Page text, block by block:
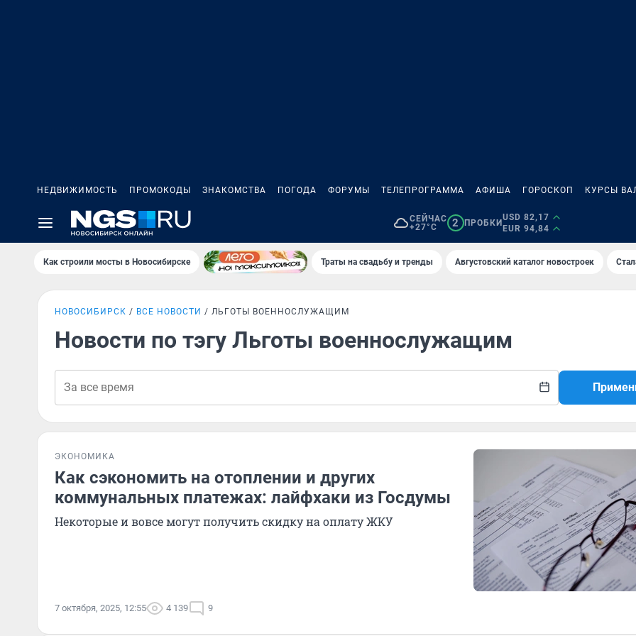
НЕДВИЖИМОСТЬ ПРОМОКОДЫ ЗНАКОМСТВА ПОГОДА ФОРУМЫ ТЕЛЕПРОГРАММА АФИША ГОРОСКОП КУРСЫ
СЕЙЧАС
+27°C
2 ПРОБКИ
USD 82,17
EUR 94,84
Как строили мосты в Новосибирске Траты на свадьбу и тренды Августовский каталог новостроек
НОВОСИБИРСК ВСЕ НОВОСТИ ЛЬГОТЫ ВОЕННОСЛУЖАЩИМ
Новости по тэгу Льготы военнослужащим
ЭКОНОМИКА
Как сэкономить на отоплении и других
коммунальных платежах: лайфхаки из Госдумы
Некоторые и вовсе могут получить скидку на оплату ЖКУ
7 октября, 2025, 12:55 4 139 9